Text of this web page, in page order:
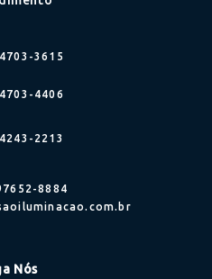
4703-3615
4703-4406
4243-2213
8884
Nós